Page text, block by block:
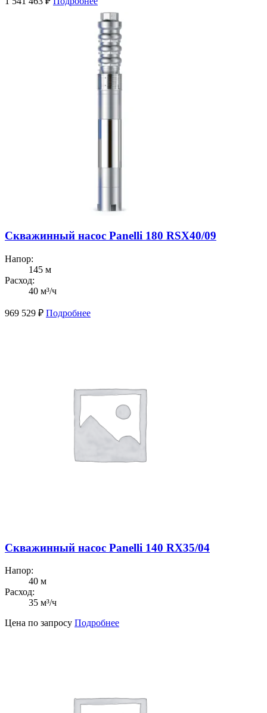
Скважинный насос Panelli 180 RSX40/09
Напор:
145 м
Расход:
40 м³/ч
969 529 ₽ Подробнее
Скважинный насос Panelli 140 RX35/04
Напор:
40 м
Расход:
35 м³/ч
Цена по запросу Подробнее